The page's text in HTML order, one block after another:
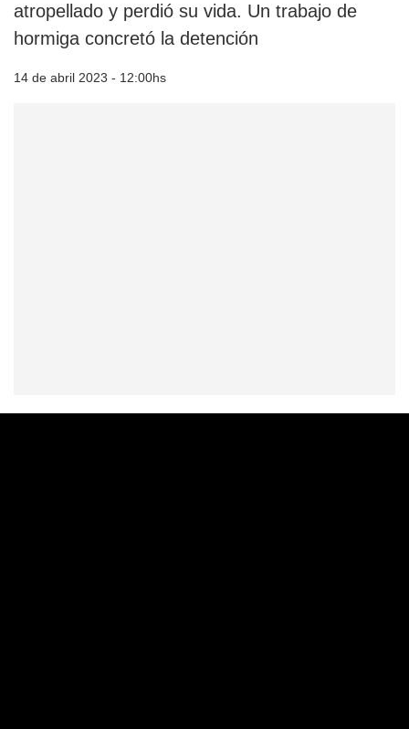
atropellado y perdió su vida. Un trabajo de
hormiga concretó la detención
14 de abril 2023 - 12:00hs